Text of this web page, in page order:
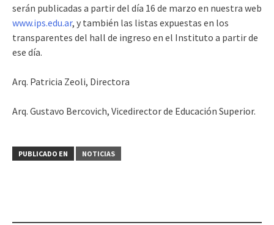
serán publicadas a partir del día 16 de marzo en nuestra web
www.ips.edu.ar, y también las listas expuestas en los
transparentes del hall de ingreso en el Instituto a partir de
ese día.
Arq. Patricia Zeoli, Directora
Arq. Gustavo Bercovich, Vicedirector de Educación Superior.
PUBLICADO EN NOTICIAS